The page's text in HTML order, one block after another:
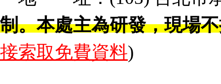
制。本處主為研發，現場
接索取免費資料)